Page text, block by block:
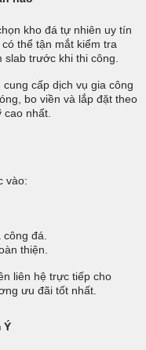
kho đá tự nhiên uy tín
thể tận mắt kiểm tra
trước khi thi công.
cấp dịch vụ gia công
bo viền và lắp đặt theo
nhất.
vào:
đá.
thiện.
liên hệ trực tiếp cho
ưu đãi tốt nhất.
Ý